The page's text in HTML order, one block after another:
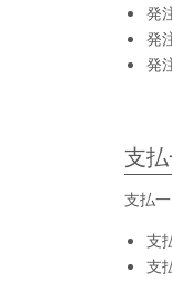
発
発
発
支
支払
支
支